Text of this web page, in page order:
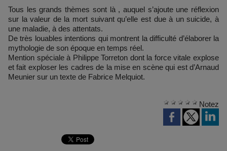
Tous les grands thèmes sont là , auquel s’ajoute une réflexion
sur la valeur de la mort suivant qu’elle est due à un suicide, à
une maladie, à des attentats.
De très louables intentions qui montrent la difficulté d’élaborer la
mythologie de son époque en temps réel.
Mention spéciale à Philippe Torreton dont la force vitale explose
et fait exploser les cadres de la mise en scène qui est d’Arnaud
Meunier sur un texte de Fabrice Melquiot.
Notez